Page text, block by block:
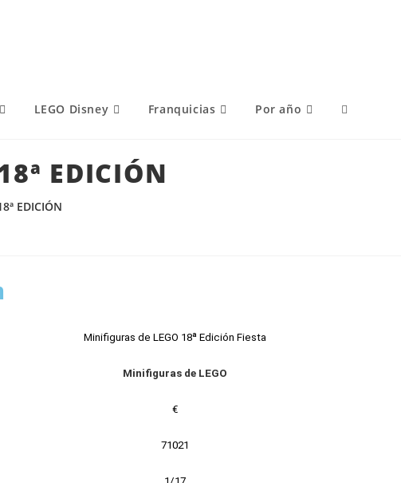
LEGO Disney Franquicias Por año
EDICIÓN
EDICIÓN
Minifiguras de LEGO 18ª Edición Fiesta
Minifiguras de LEGO
€
71021